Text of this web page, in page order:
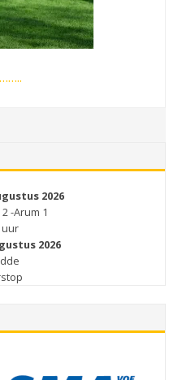
2026
-Arum 1
uur
2026